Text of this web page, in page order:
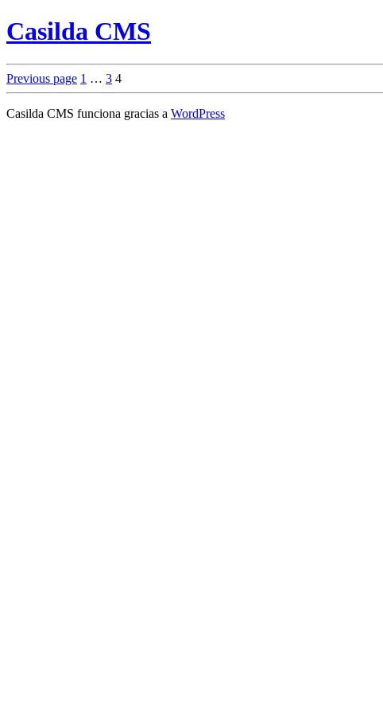
Casilda CMS
Paginación
entradas
Previous page Page
1 … Page
3 Page
4
Casilda CMS funciona gracias a WordPress